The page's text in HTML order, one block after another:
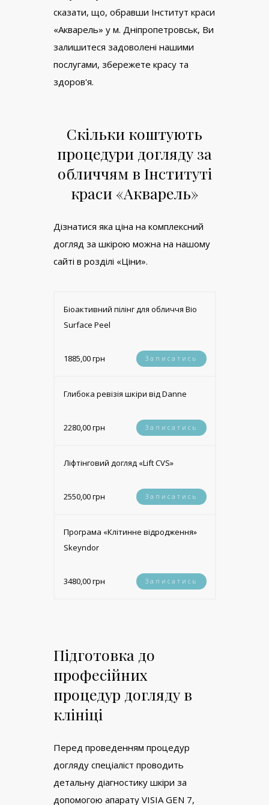
сказати, що, обравши Інститут краси
«Акварель» у м. Дніпропетровськ, Ви
залишитеся задоволені нашими
послугами, збережете красу та
здоров'я.
Скільки коштують
процедури догляду за
обличчям в Інституті
краси «Акварель»
Дізнатися яка ціна на комплексний
догляд за шкірою можна на нашому
сайті в розділі «Ціни».
Біоактивний пілінг для обличчя Bio
Surface Peel
1885,00 грн Записатись
Глибока ревізія шкіри від Danne
2280,00 грн Записатись
Ліфтінговий догляд «Lift CVS»
2550,00 грн Записатись
Програма «Клітинне відродження»
Skеyndor
3480,00 грн Записатись
Підготовка до
професійних
процедур догляду в
клініці
Перед проведенням процедур
догляду спеціаліст проводить
детальну діагностику шкіри за
допомогою апарату VISIA GEN 7,